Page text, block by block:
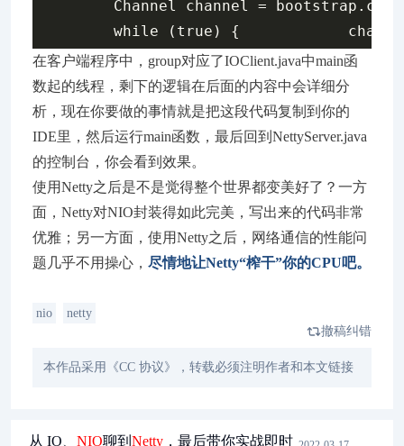
Channel channel =
在客户端程序中，group对应了IOClient.java中main函
数起的线程，剩下的逻辑在后面的内容中会详细分
析，现在你要做的事情就是把这段代码复制到你的
IDE里，然后运行main函数，最后回到NettyServer.java
的控制台，你会看到效果。
使用Netty之后是不是觉得整个世界都变美好了？一方
面，Netty对NIO封装得如此完美，写出来的代码非常
优雅；另一方面，使用Netty之后，网络通信的性能问
题几乎不用操心， 尽情地让Netty“榨干”你的CPU吧。
nio
netty
撤稿纠错
本作品采用《CC 协议》，转载必须注明作者和本文链接
从 IO、 NIO聊到 Netty ，最后带你实战即时